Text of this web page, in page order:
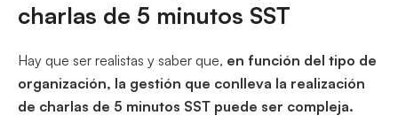
charlas de 5 minutos SST
Hay que ser realistas y saber que, en función del tipo de
organización, la gestión que conlleva la realización
de charlas de 5 minutos SST puede ser compleja.